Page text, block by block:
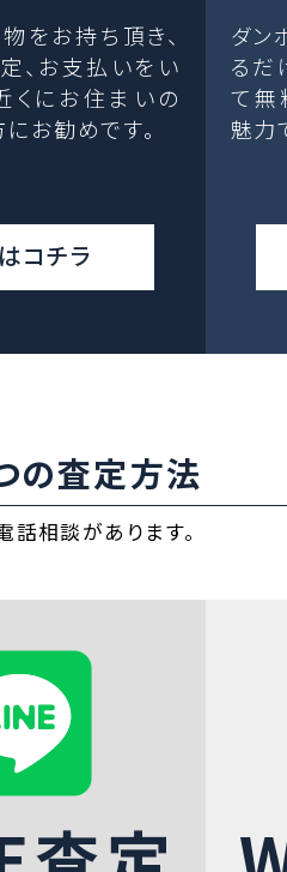
をお持ち頂き、
、お支払いをい
くにお住まいの
お勧めです。
コチラ
ダン
るだ
て無
魅力
の査定方法
相談があります。